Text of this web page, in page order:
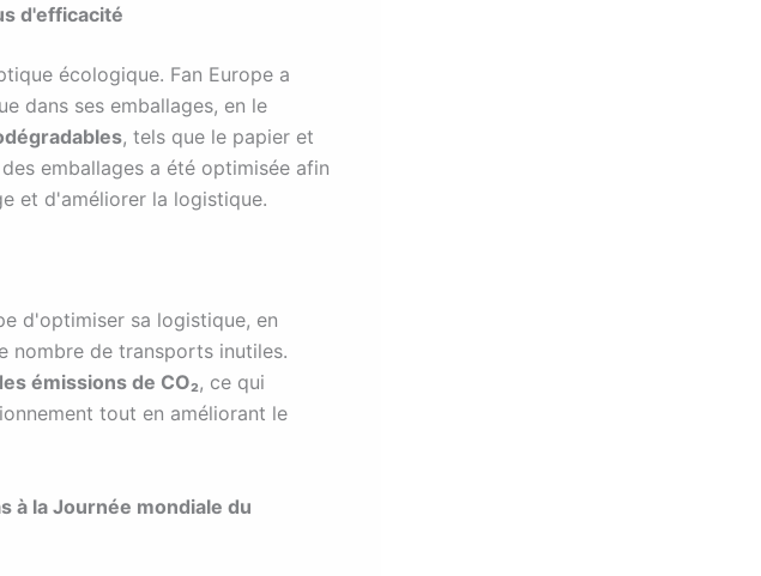
d'efficacité
écologique. Fan Europe a
dans ses emballages, en le
, tels que le papier et
emballages a été optimisée afin
et d'améliorer la logistique.
d'optimiser sa logistique, en
nombre de transports inutiles.
émissions de CO₂, ce qui
tout en améliorant le
à la Journée mondiale du